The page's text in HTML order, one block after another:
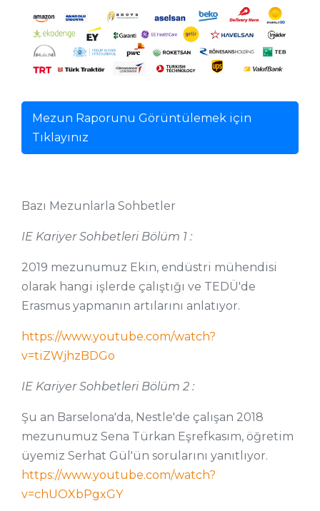
Mezun Raporunu Görüntülemek için
Tıklayınız
Bazı Mezunlarla Sohbetler
IE Kariyer Sohbetleri Bölüm 1 :
2019 mezunumuz Ekin, endüstri mühendisi
olarak hangi işlerde çalıştığı ve TEDÜ'de
Erasmus yapmanın artılarını anlatıyor.
https://www.youtube.com/watch?
v=tiZWjhzBDGo
IE Kariyer Sohbetleri Bölüm 2 :
Şu an Barselona'da, Nestle'de çalışan 2018
mezunumuz Sena Türkan Eşrefkasım, öğretim
üyemiz Serhat Gül'ün sorularını yanıtlıyor.
https://www.youtube.com/watch?
v=chUOXbPgxGY